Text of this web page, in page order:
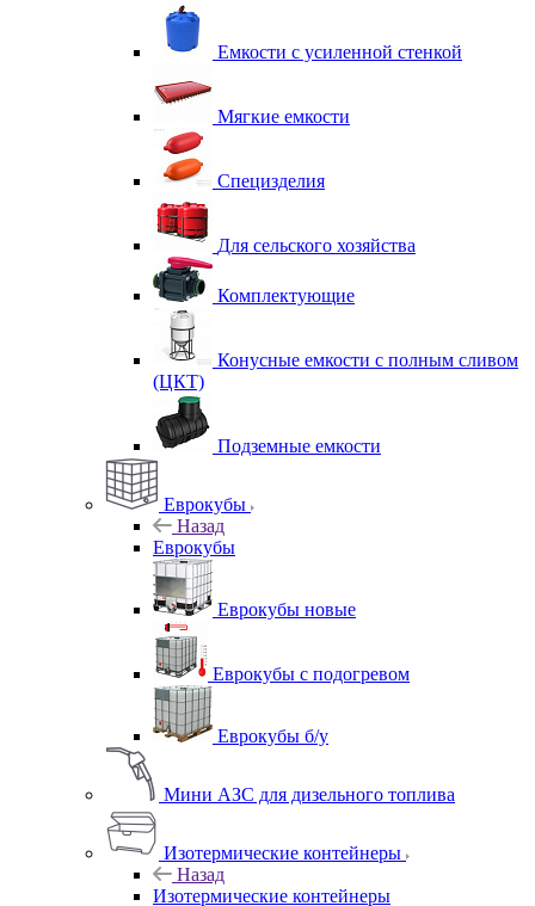
Емкости с усиленной стенкой
Мягкие емкости
Специзделия
Для сельского хозяйства
Комплектующие
Конусные емкости с полным сливом
(ЦКТ)
Подземные емкости
Еврокубы
Назад
Еврокубы
Еврокубы новые
Еврокубы с подогревом
Еврокубы б/у
Мини АЗС для дизельного топлива
Изотермические контейнеры
Назад
Изотермические контейнеры